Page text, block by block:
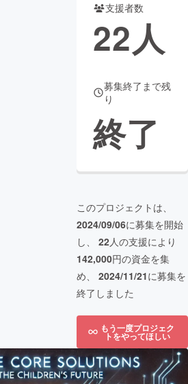
支援者数
22人
募集終了まで残
り
終了
このプロジェクトは、
2024/09/06に募集を開始
し、 22人の支援により
142,000円の資金を集
め、 2024/11/21に募集を
終了しました
もう一度プロジェク
トをやってほしい